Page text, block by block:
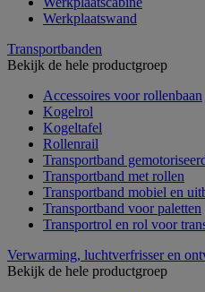
Werkplaatswand
Transportbanden
Bekijk de hele productgroep
Accessoires voor rollenbaan
Kogelrol
Kogeltafel
Rollenrail
Transportband
Transportband met rollen
Transportband mobiel en
Transportband voor paletten
Transportrol en rol voor
Verwarming, luchtverfrisser en
Bekijk de hele productgroep